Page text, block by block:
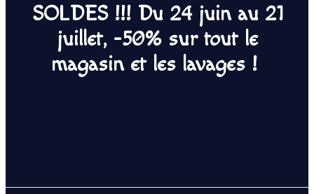
SOLDES !!! Du 24 juin au 21
juillet, -50% sur tout le
magasin et les lavages !
EN SAVOIR PLUS